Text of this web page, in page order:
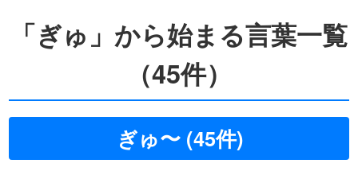
「ぎゅ」から始まる言葉一覧
（45件）
ぎゅ〜 (45件)